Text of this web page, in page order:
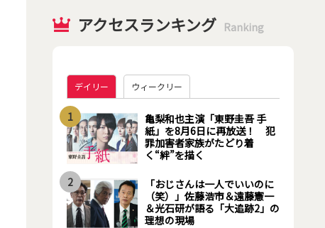
アクセスランキング Ranking
デイリー ウィークリー
1
亀梨和也主演「東野圭吾 手
紙」を8月6日に再放送！ 犯
罪加害者家族がたどり着
く“絆”を描く
2
「おじさんは一人でいいのに
（笑）」佐藤浩市＆遠藤憲一
＆光石研が語る「大追跡2」の
理想の現場